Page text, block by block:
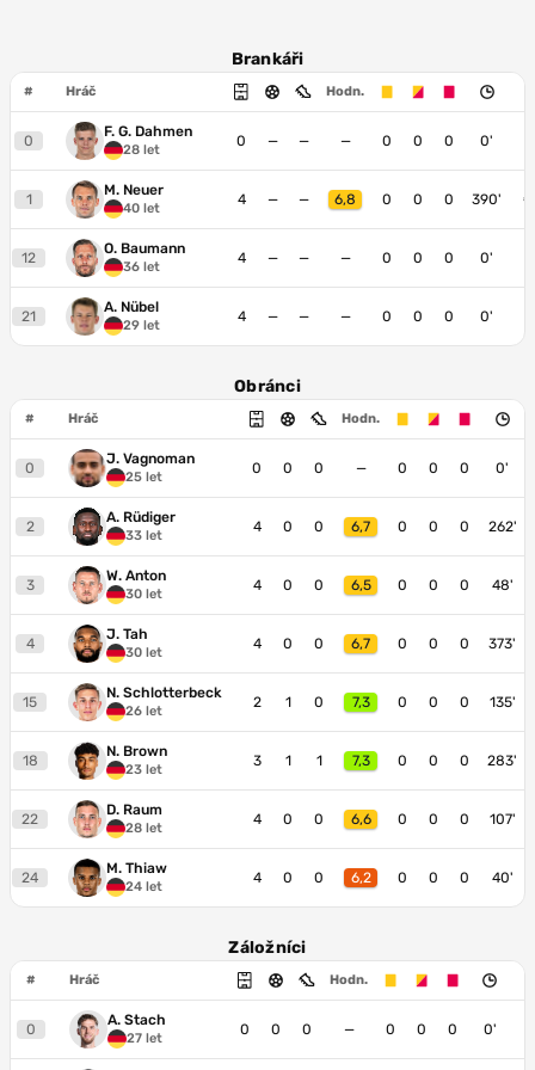
Brankáři
# Hráč Hodn.
0
F. G. Dahmen
28 let
0 — — — 0 0 0 0'
1
M. Neuer
40 let
4 — — 6,8 0 0 0 390' €
12
O. Baumann
36 let
4 — — — 0 0 0 0'
21
A. Nübel
29 let
4 — — — 0 0 0 0'
Obránci
# Hráč Hodn.
0
J. Vagnoman
25 let
0 0 0 — 0 0 0 0'
2
A. Rüdiger
33 let
4 0 0 6,7 0 0 0 262'
3
W. Anton
30 let
4 0 0 6,5 0 0 0 48'
4
J. Tah
30 let
4 0 0 6,7 0 0 0 373'
15
N. Schlotterbeck
26 let
2 1 0 7,3 0 0 0 135'
18
N. Brown
23 let
3 1 1 7,3 0 0 0 283'
22
D. Raum
28 let
4 0 0 6,6 0 0 0 107'
24
M. Thiaw
24 let
4 0 0 6,2 0 0 0 40'
Záložníci
# Hráč Hodn.
0
A. Stach
27 let
0 0 0 — 0 0 0 0'